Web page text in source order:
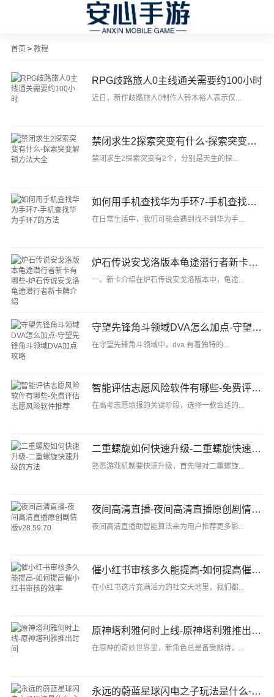
首页 > 教程
RPG歧路旅人0主线通关需要约100小时
近日，新作歧路旅人0制作人铃木裕人表示仅...
禁闭求生2探索突变有什么-探索突变解锁方法大全
禁闭求生2探索突变有2个，分别是天生的探...
如何用手机查找华为手环7-手机查找华为手环7的方法
在日常生活中，我们可能会遇到找不到华为手...
炉石传说安戈洛版本龟途潜行者新卡有哪些-炉石传说安戈洛龟途潜行者新卡牌介绍
一、新卡介绍在炉石传说安戈洛版本中，龟途...
守望先锋角斗领域DVA怎么加点-守望先锋角斗领域DVA加点攻略
在守望先锋角斗领域中，dva 有着独特的...
智能评估志愿风险软件有哪些-免费评估志愿风险软件推荐
在高考志愿填报的关键阶段，选择一款合适的...
二重螺旋如何快速升级-二重螺旋快速升级的方法
熟悉游戏机制要快速升级，首先得对二重螺旋...
夜间高清直播-夜间高清直播原创剧情版v28.59.70
夜间高清直播助智能算法来为用户推荐更多影...
催小红书审核多久能提高-如何提高催小红书审核的效率
在小红书这片充满活力的社交天地里，我们都...
原神塔利雅何时上线-原神塔利雅推出时间
在原神的奇妙世界里，新角色总是备受期待，...
永远的蔚蓝星球闪电之子玩法是什么-永远的蔚蓝星球闪电之子怎么玩